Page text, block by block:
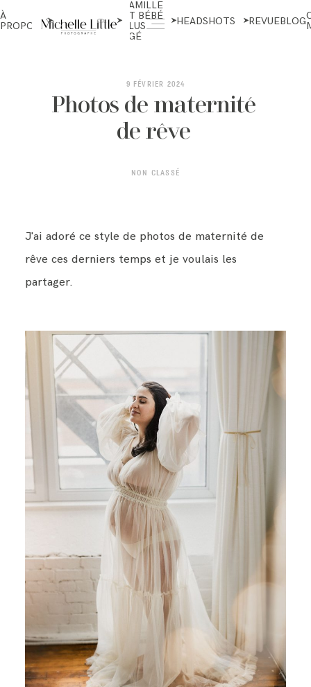
À
PROPOS
NÉS ET
MATERNITÉ
FAMILLE
ET BÉBÉ
PLUS
ÂGÉ
HEADSHOTS REVUEBLOG
9 FÉVRIER 2024
Photos de maternité
de rêve
NON CLASSÉ
J'ai adoré ce style de photos de maternité de
rêve ces derniers temps et je voulais les
partager.
ABOUT
NEWBORN & MATERNITY
CONTACT ME